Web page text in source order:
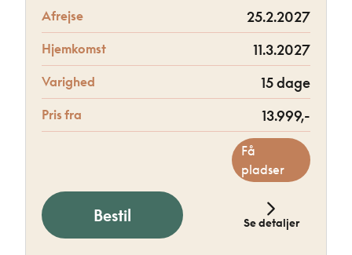
Afrejse 25.2.2027
Hjemkomst 11.3.2027
Varighed 15 dage
Pris fra 13.999,-
Få
pladser
Bestil Se detaljer